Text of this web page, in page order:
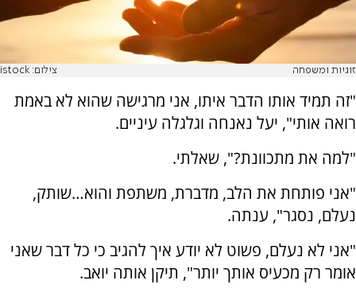
זוגיות ומשפחה צילום: istock
"זה תמיד אותו הדבר איתו, אני מרגישה שהוא לא באמת
רואה אותי", יעל נאנחה וגלגלה עיניים.
"למה את מתכוונת?", שאלתי.
"אני פותחת את הלב, מדברת, משתפת והוא…שותק,
נעלם, נסגר", ענתה.
"אני לא נעלם, פשוט לא יודע איך להגיב כי כל דבר שאני
אומר רק מכעיס אותך יותר", תיקן אותה יואב.